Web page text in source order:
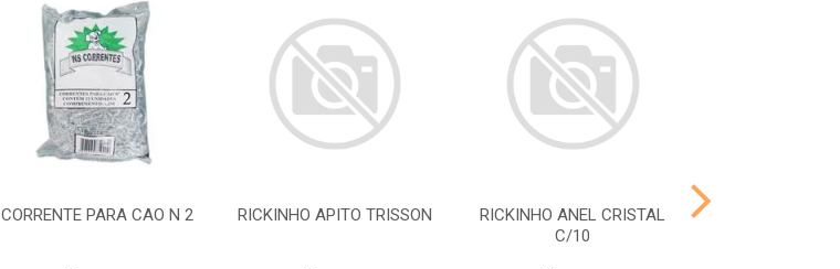
CORRENTE PARA CAO N 2 RICKINHO APITO TRISSON
RICKINHO ANEL CRISTAL
C/10